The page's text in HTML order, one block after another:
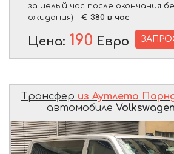
за целый час после окончания
ожидания) – € 380 в час
Цена: 190 Евро
Трансфер из Аутлета
автомобиле